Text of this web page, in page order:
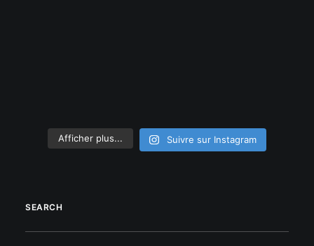
Afficher plus... Suivre sur Instagram
SEARCH